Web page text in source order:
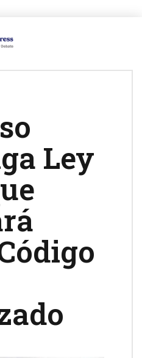
Ley